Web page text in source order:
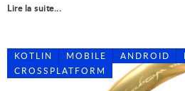
Lire la suite...
KOTLIN MOBILE ANDROID
CROSSPLATFORM